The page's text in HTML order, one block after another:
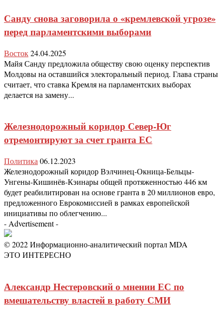
Санду снова заговорила о «кремлевской угрозе»
перед парламентскими выборами
Восток24.04.2025
Майя Санду предложила обществу свою оценку перспектив
Молдовы на оставшийся электоральный период. Глава страны
считает, что ставка Кремля на парламентских выборах
делается на замену...
Железнодорожный коридор Север-Юг
отремонтируют за счет гранта ЕС
Политика 06.12.2023
Железнодорожный коридор Вэлчинец-Окница-Бельцы-
Унгены-Кишинёв-Кэинары общей протяженностью 446 км
будет реабилитирован на основе гранта в 20 миллионов евро,
предложенного Еврокомиссией в рамках европейской
инициативы по облегчению...
- Advertisement -
© 2022 Информационно-аналитический портал MDA
ЭТО ИНТЕРЕСНО
Александр Нестеровский о мнении ЕС по
вмешательству властей в работу СМИ